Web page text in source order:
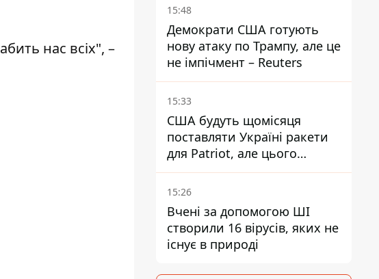
нас всіх", –
15:48
Демократи США готують
нову атаку по Трампу, але це
не імпічмент – Reuters
15:33
США будуть щомісяця
поставляти Україні ракети
для Patriot, але цього
недостатньо - Зеленський
15:26
Вчені за допомогою ШІ
створили 16 вірусів, яких не
існує в природі